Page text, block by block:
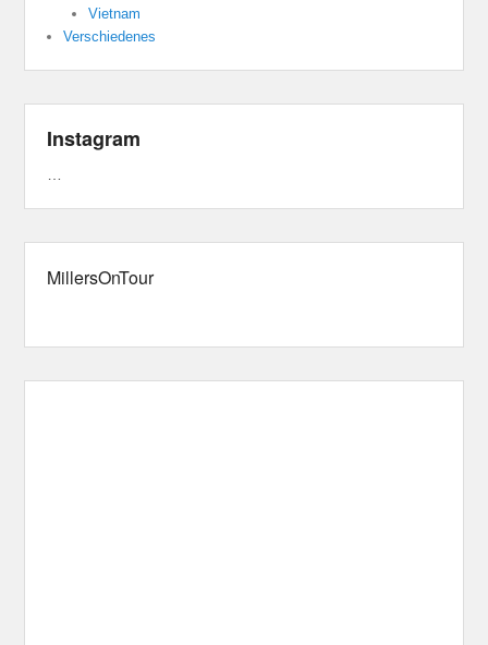
Vietnam
Verschiedenes
Instagram
MillersOnTour